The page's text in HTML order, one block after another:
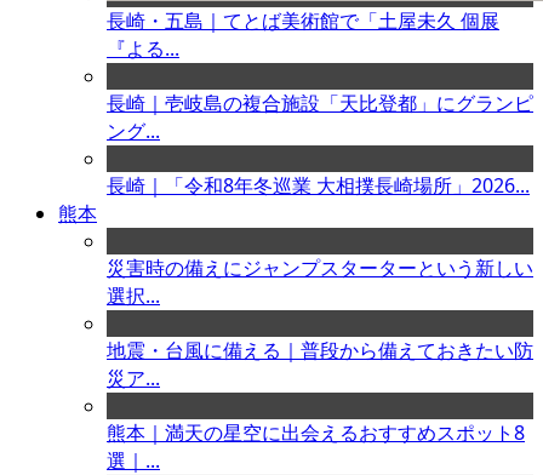
長崎・五島｜てとば美術館で「土屋未久 個展
『よる...
長崎｜壱岐島の複合施設「天比登都」にグランピ
ング...
長崎｜「令和8年冬巡業 大相撲長崎場所」2026...
熊本
災害時の備えにジャンプスターターという新しい
選択...
地震・台風に備える｜普段から備えておきたい防
災ア...
熊本｜満天の星空に出会えるおすすめスポット8
選｜...